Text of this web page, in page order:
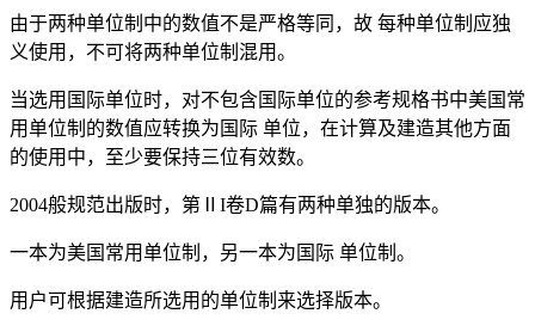
由于两种单位制中的数值不是严格等同，故 每种单位制应独
义使用，不可将两种单位制混用。
当选用国际单位时，对不包含国际单位的参考规格书中美国常
用单位制的数值应转换为国际 单位，在计算及建造其他方面
的使用中，至少要保持三位有效数。
2004般规范出版时，第ⅡI卷D篇有两种单独的版本。
一本为美国常用单位制，另一本为国际 单位制。
用户可根据建造所选用的单位制来选择版本。